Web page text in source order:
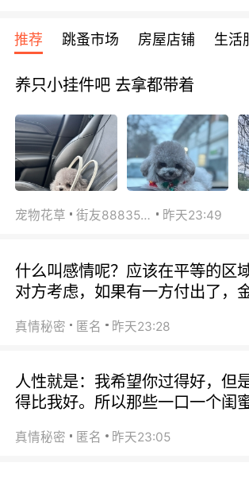
宾馆 108欧/天起
全程756欧/位
欧/天起 ~包拼房
推荐 跳蚤市场 房屋店铺 生活
养只小挂件吧 去拿都带着
宠物花草 街友88835518 昨天23:49
什么叫感情呢？应该在平等的区
对方考虑，如果有一方付出了，
真情秘密 匿名 昨天23:28
人性就是：我希望你过得好，但
得比我好。所以那些一口一个闺
真情秘密 匿名 昨天23:05